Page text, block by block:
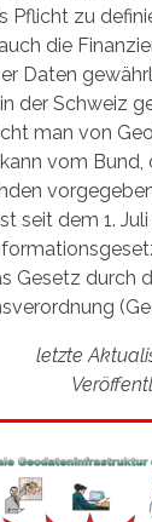
Pflicht zu
die
Daten
der Schweiz
man von
vom Bund,
seit dem 1.
Gesetz durch
letzte